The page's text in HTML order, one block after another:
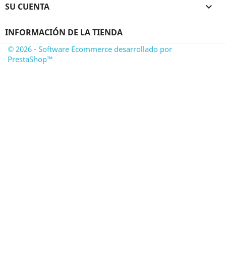
SU CUENTA 
INFORMACIÓN DE LA TIENDA
© 2026 - Software Ecommerce desarrollado por
PrestaShop™